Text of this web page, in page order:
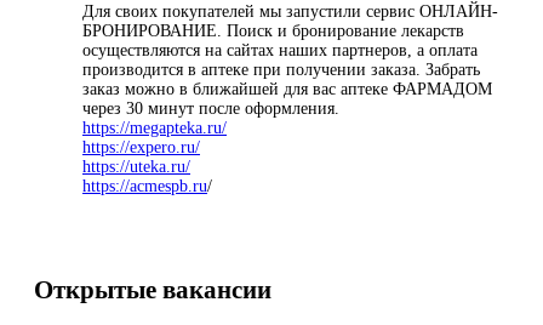
Для своих покупателей мы запустили сервис ОНЛАЙН-
БРОНИРОВАНИЕ. Поиск и бронирование лекарств
осуществляются на сайтах наших партнеров, а оплата
производится в аптеке при получении заказа. Забрать
заказ можно в ближайшей для вас аптеке ФАРМАДОМ
через 30 минут после оформления.
https://megapteka.ru/
https://expero.ru/
https://uteka.ru/
https://acmespb.ru/
Открытые вакансии